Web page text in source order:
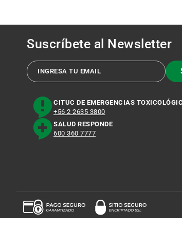
Suscríbete al Newsletter
CITUC DE EMERGENCIAS
+56 2 2635 3800
SALUD RESPONDE
600 360 7777